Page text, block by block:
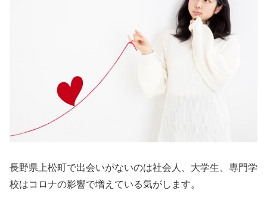
長野県上松町で出会いがないのは社会人、大学生、専門学
校はコロナの影響で増えている気がします。